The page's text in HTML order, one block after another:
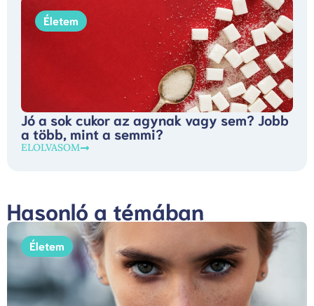
Életem
Jó a sok cukor az agynak vagy sem? Jobb
a több, mint a semmi?
ELOLVASOM
Hasonló a témában
Életem